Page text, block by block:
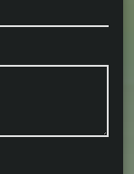
parque ofrece